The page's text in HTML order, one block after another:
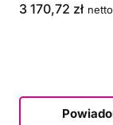
3 170,72 zł netto